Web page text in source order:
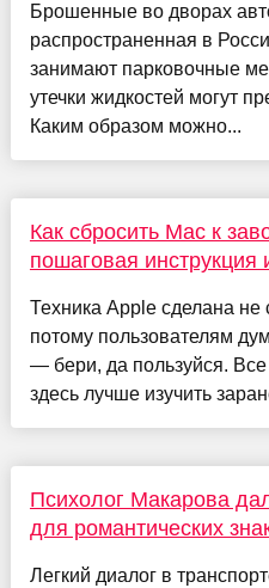
Брошенные во дворах
распространенная в
занимают парковочные
утечки жидкостей могут
Каким образом можно...
Как сбросить Mac к
пошаговая
Техника Apple сделана
потому пользователям
— бери, да пользуйся.
здесь лучше изучить
Психолог Макарова
для романтических
Легкий диалог в